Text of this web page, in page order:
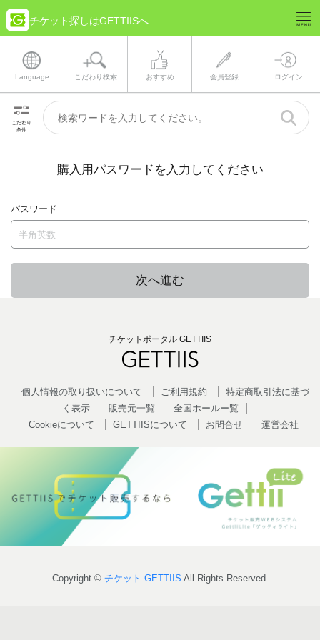
チケット探しはGETTIISへ
Language こだわり検索 おすすめ 会員登録 ログイン
こだわり
条件
購入用パスワードを入力してください
パスワード
次へ進む
チケットポータル GETTIIS
個人情報の取り扱いについて ご利用規約
特定商取引法に基づ
く表示
販売元一覧
全国ホールー覧
Cookieについて
GETTIISについて お問合せ 運営会社
Copyright © チケット GETTIIS All Rights Reserved.